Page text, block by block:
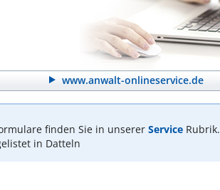
www.anwalt-onlineservice.de
finden Sie in unserer ServiceRubrik.
in Datteln